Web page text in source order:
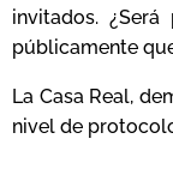
invitados. ¿Será
públicamente
La Casa Real,
nivel de